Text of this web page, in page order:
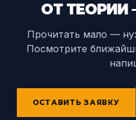
ОТ ТЕОРИИ
Прочитать мало —
Посмотрите
ОСТАВИТЬ ЗАЯВКУ